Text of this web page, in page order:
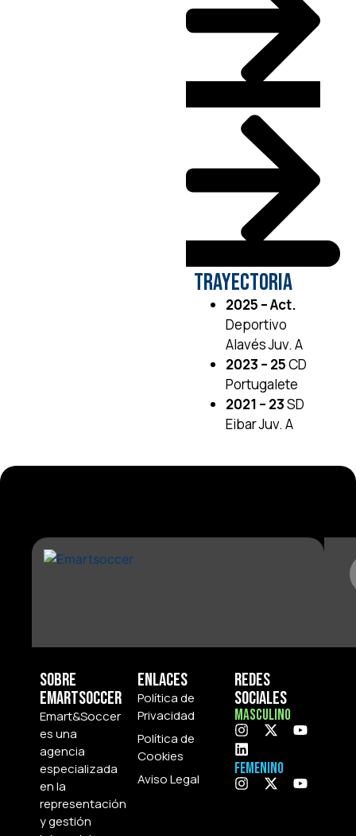
Trayectoria
2025 – Act.
Deportivo
Alavés Juv. A
2023 – 25CD
Portugalete
2021 – 23SD
Eibar Juv. A
Sobre
Emartsoccer
Emart&Soccer
es una
agencia
especializada
en la
representación
y gestión
Enlaces
Política de
Privacidad
Política de
Cookies
Aviso Legal
Redes
Sociales
Masculino
Femenino